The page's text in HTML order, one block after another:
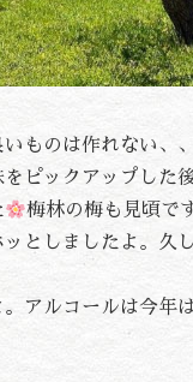
ものは作れない、
ピックアップした
梅林の梅も見頃で
としましたよ。久
アルコールは今年